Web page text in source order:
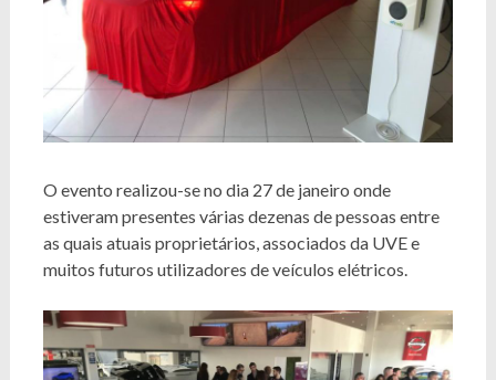
O evento realizou-se no dia 27 de janeiro onde
estiveram presentes várias dezenas de pessoas entre
as quais atuais proprietários, associados da UVE e
muitos futuros utilizadores de veículos elétricos.